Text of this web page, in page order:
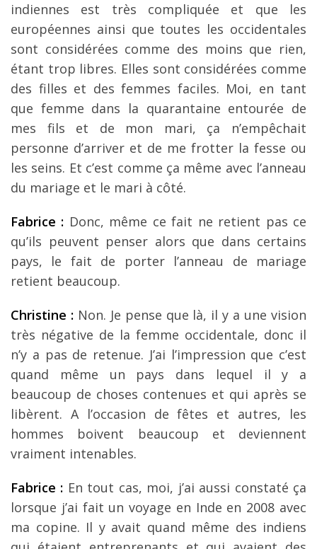
indiennes est très compliquée et que les
européennes ainsi que toutes les occidentales
sont considérées comme des moins que rien,
étant trop libres. Elles sont considérées comme
des filles et des femmes faciles. Moi, en tant
que femme dans la quarantaine entourée de
mes fils et de mon mari, ça n’empêchait
personne d’arriver et de me frotter la fesse ou
les seins. Et c’est comme ça même avec l’anneau
du mariage et le mari à côté.
Fabrice : Donc, même ce fait ne retient pas ce
qu’ils peuvent penser alors que dans certains
pays, le fait de porter l’anneau de mariage
retient beaucoup.
Christine :Non. Je pense que là, il y a une vision
très négative de la femme occidentale, donc il
n’y a pas de retenue. J’ai l’impression que c’est
quand même un pays dans lequel il y a
beaucoup de choses contenues et qui après se
libèrent. A l’occasion de fêtes et autres, les
hommes boivent beaucoup et deviennent
vraiment intenables.
Fabrice : En tout cas, moi, j’ai aussi constaté ça
lorsque j’ai fait un voyage en Inde en 2008 avec
ma copine. Il y avait quand même des indiens